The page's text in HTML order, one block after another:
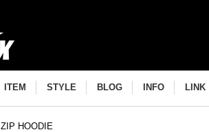
ITEM STYLE BLOG INFO LINK
ZIP HOODIE